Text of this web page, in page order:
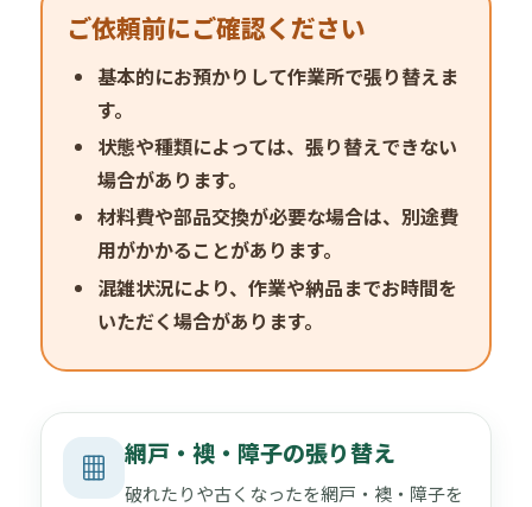
ご依頼前にご確認ください
基本的にお預かりして作業所で張り替えま
す。
状態や種類によっては、張り替えできない
場合があります。
材料費や部品交換が必要な場合は、別途費
用がかかることがあります。
混雑状況により、作業や納品までお時間を
いただく場合があります。
網戸・襖・障子の張り替え
破れたりや古くなったを網戸・襖・障子を